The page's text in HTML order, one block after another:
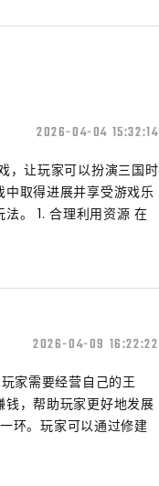
2026-04-04 15:32:14
，让玩家可以扮演三国时
取得进展并享受游戏乐
。 1. 合理利用资源 在
2026-04-09 16:22:22
家需要经营自己的王
，帮助玩家更好地发展
环。玩家可以通过修建